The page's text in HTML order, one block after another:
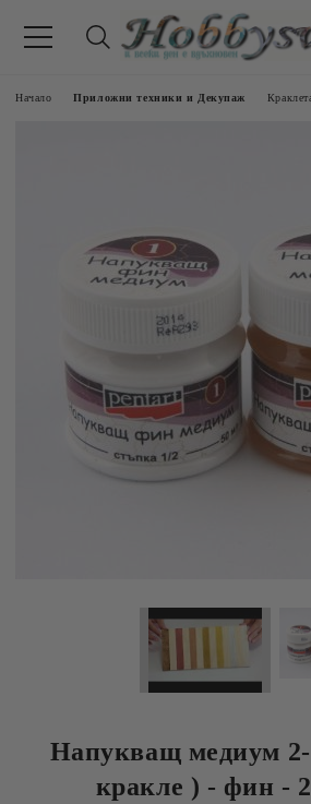
Начало Приложни техники и Декупаж
Напукващ медиум 2-
кракле ) - фин -